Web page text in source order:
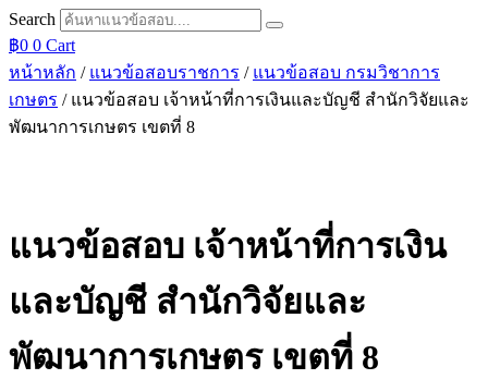
Search
฿0 0 Cart
หน้าหลัก / แนวข้อสอบราชการ / แนวข้อสอบ กรมวิชาการ
เกษตร / แนวข้อสอบ เจ้าหน้าที่การเงินและบัญชี สำนักวิจัยและ
พัฒนาการเกษตร เขตที่ 8
แนวข้อสอบ เจ้าหน้าที่การเงิน
และบัญชี สำนักวิจัยและ
พัฒนาการเกษตร เขตที่ 8